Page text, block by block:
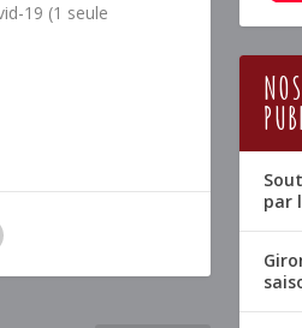
19 (1 seule
par